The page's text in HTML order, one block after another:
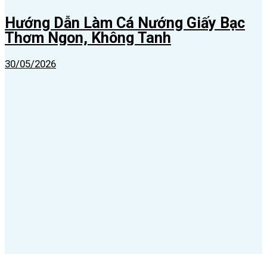
Hướng Dẫn Làm Cá Nướng Giấy Bạc
Thơm Ngon, Không Tanh
30/05/2026